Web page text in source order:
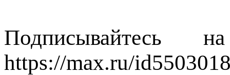
https://max.ru/